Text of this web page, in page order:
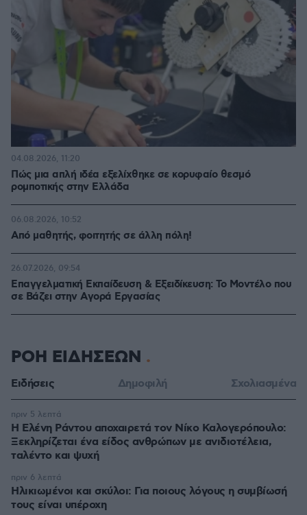
Πώς μια απλή ιδέα εξελίχθηκε σε κορυφαίο θεσμό
ρομποτικής στην Ελλάδα
04.08.2026, 11:20
Από μαθητής, φοιτητής σε άλλη πόλη!
06.08.2026, 10:52
Επαγγελματική Εκπαίδευση & Εξειδίκευση: Το Mοντέλο που
σε Bάζει στην Aγορά Eργασίας
26.07.2026, 09:54
ΡΟΗ ΕΙΔΗΣΕΩΝ
Ειδήσεις Δημοφιλή Σχολιασμένα
Η Ελένη Ράντου αποχαιρετά τον Νίκο Καλογερόπουλο:
Ξεκληρίζεται ένα είδος ανθρώπων με ανιδιοτέλεια,
ταλέντο και ψυχή
πριν 5 λεπτά
Ηλικιωμένοι και σκύλοι: Για ποιους λόγους η συμβίωσή
τους είναι υπέροχη
πριν 6 λεπτά